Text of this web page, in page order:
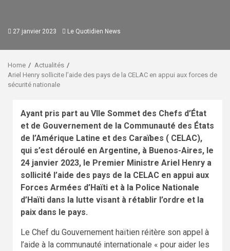
27 janvier 2023 Le Quotidien News
Home
Actualités
Ariel Henry sollicite l’aide des pays de la CELAC en appui aux forces de
sécurité nationale
Ayant pris part au VIIe Sommet des Chefs d’État
et de Gouvernement de la Communauté des États
de l’Amérique Latine et des Caraïbes ( CELAC),
qui s’est déroulé en Argentine, à Buenos-Aires, le
24 janvier 2023, le Premier Ministre Ariel Henry a
sollicité l’aide des pays de la CELAC en appui aux
Forces Armées d’Haïti et à la Police Nationale
d’Haïti dans la lutte visant à rétablir l’ordre et la
paix dans le pays.
Le Chef du Gouvernement haïtien réitère son appel à
l’aide à la communauté internationale « pour aider les